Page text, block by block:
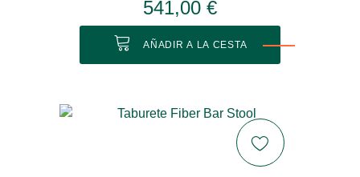
541,00 €
AÑADIR A LA CESTA